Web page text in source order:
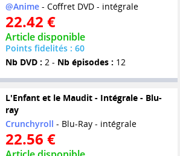
@Anime- Coffret DVD - intégrale
22.42 €
Article disponible
Points fidelités : 60
Nb DVD : 2 - Nb épisodes : 12
L'Enfant et le Maudit - Intégrale - Blu-
ray
Crunchyroll - Blu-Ray - intégrale
22.56 €